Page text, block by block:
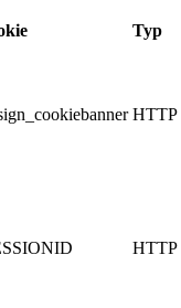
Typ
HTTP
HTTP